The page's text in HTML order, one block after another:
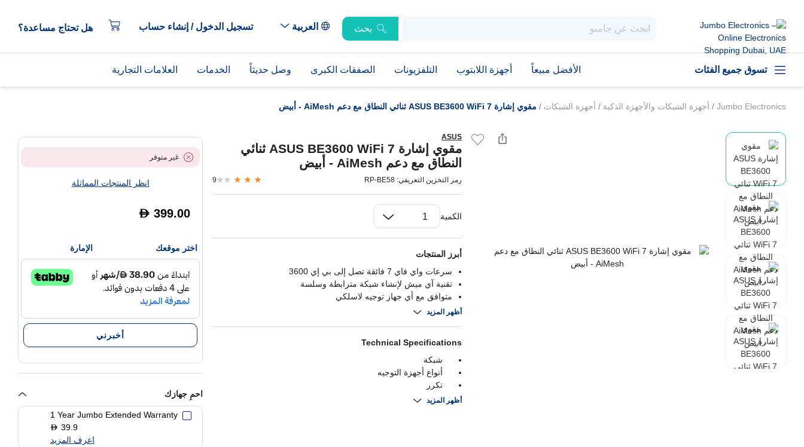
بحث العربية تسجيل الدخول / إنشاء حساب هل تحتاج مساعدة؟
تسوق جميع الفئات الأفضل مبيعاً أجهزة اللابتوب التلفزيونات الصفقات الكبرى وصل حديثاً الخدمات العلامات التجارية
Jumbo Electronics
/ أجهزة الشبكات والأجهزة الذكية / أجهزة الشبكات / مقوي إشارة ASUS BE3600 WiFi 7 ثنائي النطاق مع دعم AiMesh - أبيض
ASUS
مقوي إشارة ASUS BE3600 WiFi 7 ثنائي
النطاق مع دعم AiMesh - أبيض
رمز التخزين التعريفي: RP-BE58 9
الكمية
أبرز المنتجات
سرعات واي فاي 7 فائقة تصل إلى بي إي 3600
تقنية آي ميش لإنشاء شبكة مترابطة وسلسة
متوافق مع أي جهاز توجيه لاسلكي
تصميم مدمج يُوصل مباشرة بمقبس الحائط
أظهر المزيد
Technical Specifications
شبكة
أنواع أجهزة التوجيه
تكرر
الاتصال
أظهر المزيد
غير متوفر
انظر المنتجات المماثلة
D 399.00
اختر موقعك الإمارة
أخبرني
احمِ جهازك
1 Year Jumbo Extended Warranty
D 39.9
اعرف المزيد